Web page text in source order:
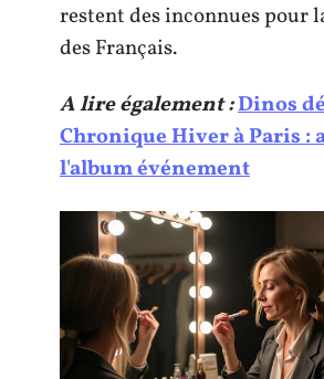
restent des inconnues pour
des Français.
A lire également :Dinos
Chronique Hiver à Paris :
l'album événement